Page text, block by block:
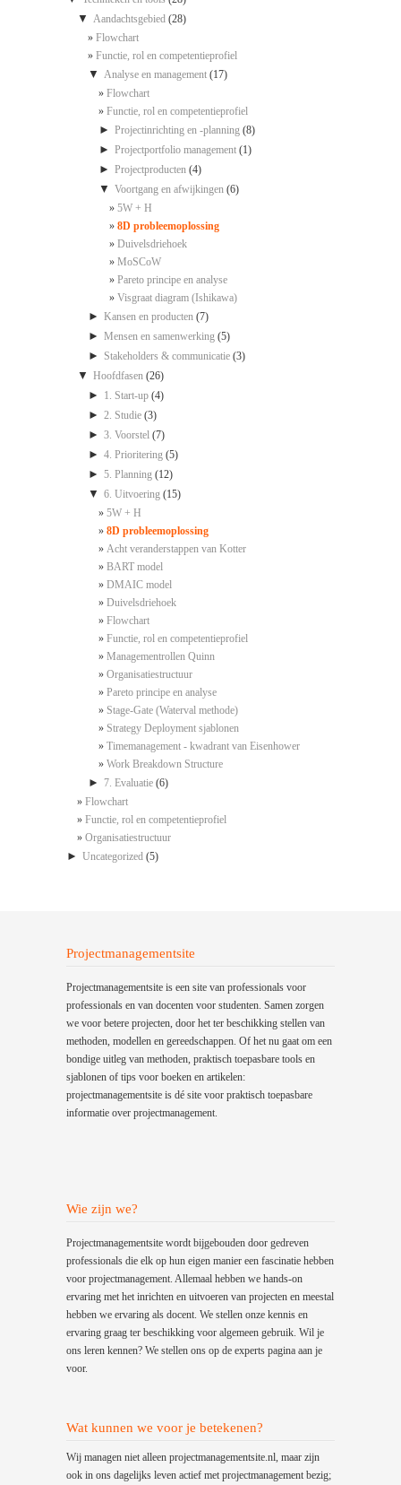
▼ Aandachtsgebied (28)
Flowchart
Functie, rol en competentieprofiel
▼ Analyse en management (17)
Flowchart
Functie, rol en competentieprofiel
► Projectinrichting en -planning (8)
► Projectportfolio management (1)
► Projectproducten (4)
▼ Voortgang en afwijkingen (6)
5W + H
8D probleemoplossing
Duivelsdriehoek
MoSCoW
Pareto principe en analyse
Visgraat diagram (Ishikawa)
► Kansen en producten (7)
► Mensen en samenwerking (5)
► Stakeholders & communicatie (3)
▼ Hoofdfasen (26)
► 1. Start-up (4)
► 2. Studie (3)
► 3. Voorstel (7)
► 4. Prioritering (5)
► 5. Planning (12)
▼ 6. Uitvoering (15)
5W + H
8D probleemoplossing
Acht veranderstappen van Kotter
BART model
DMAIC model
Duivelsdriehoek
Flowchart
Functie, rol en competentieprofiel
Managementrollen Quinn
Organisatiestructuur
Pareto principe en analyse
Stage-Gate (Waterval methode)
Strategy Deployment sjablonen
Timemanagement - kwadrant van Eisenhower
Work Breakdown Structure
► 7. Evaluatie (6)
Flowchart
Functie, rol en competentieprofiel
Organisatiestructuur
► Uncategorized (5)
Projectmanagementsite
Projectmanagementsite is een site van professionals voor
professionals en van docenten voor studenten. Samen zorgen
we voor betere projecten, door het ter beschikking stellen van
methoden, modellen en gereedschappen. Of het nu gaat om een
bondige uitleg van methoden, praktisch toepasbare tools en
sjablonen of tips voor boeken en artikelen:
projectmanagementsite is dé site voor praktisch toepasbare
informatie over projectmanagement.
Wie zijn we?
Projectmanagementsite wordt bijgebouden door gedreven
professionals die elk op hun eigen manier een fascinatie hebben
voor projectmanagement. Allemaal hebben we hands-on
ervaring met het inrichten en uitvoeren van projecten en meestal
hebben we ervaring als docent. We stellen onze kennis en
ervaring graag ter beschikking voor algemeen gebruik. Wil je
ons leren kennen? We stellen ons op de experts pagina aan je
voor.
Wat kunnen we voor je betekenen?
Wij managen niet alleen projectmanagementsite.nl, maar zijn
ook in ons dagelijks leven actief met projectmanagement bezig;